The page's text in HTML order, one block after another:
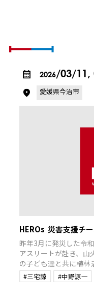
2026/03/11,
愛媛県今治市
HEROs 災害支援チ
昨年3月に発災した令
アスリートが赴き、山
の子ども達と共に植林
#三宅諒 #中野源一